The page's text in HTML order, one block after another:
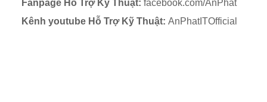
Fanpage Hỗ Trợ Kỹ Thuật: facebook.com/AnPhat
Kênh youtube Hỗ Trợ Kỹ Thuật: AnPhatITOfficial